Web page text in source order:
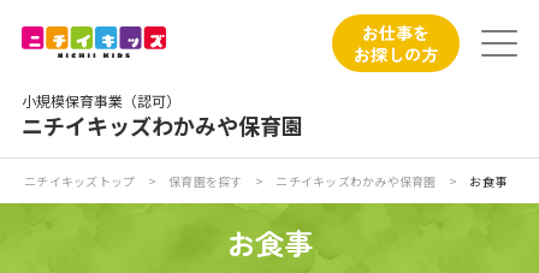
小規模保育事業（認可）
ニチイキッズわかみや保育園
お仕事を
お探しの方
ニチイキッズトップ > 保育園を探す > ニチイキッズわかみや保育園 > お食事
お食事